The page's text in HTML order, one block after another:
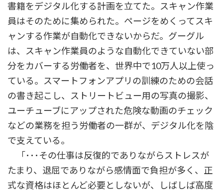
書籍をデジタル化する計画を立てた。スキャン作業
員はそのために集められた。ページをめくってスキ
ャンする作業が自動化できないからだ。グーグル
は、スキャン作業員のような自動化できていない部
分をカバーする労働者を、世界中で10万人以上使っ
ている。スマートフォンアプリの訓練のための会話
の書き起こし、ストリートビュー用の写真の撮影、
ユーチューブにアップされた危険な動画のチェック
などの業務を担う労働者の一群が、デジタル化を陰
で支えている。
「･･･その仕事は反復的でありながらストレスが
たまり、退屈でありながら感情面で負担が多く、正
式な資格はほとんど必要としないが、しばしば高度